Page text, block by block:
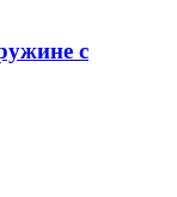
с